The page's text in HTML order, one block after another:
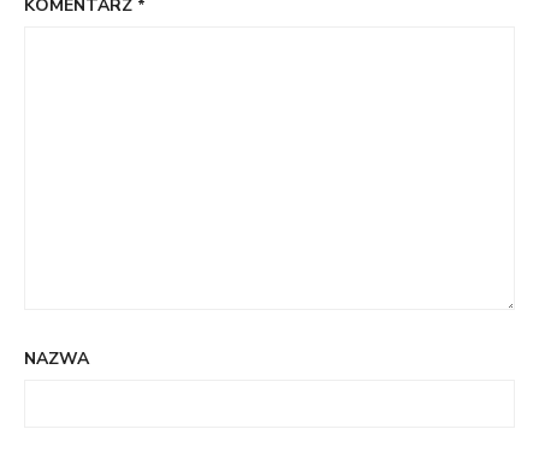
KOMENTARZ *
NAZWA